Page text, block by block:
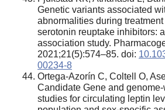
Genetic variants associated
abnormalities during
serotonin reuptake inhibitors:
association study.
2021;21(5):574–85. doi:
00234-8
Ortega-Azorín C, Coltell O,
Candidate Gene and
studies for circulating leptin